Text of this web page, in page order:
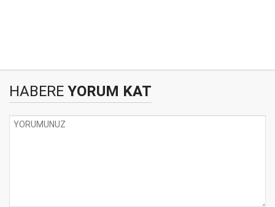
HABERE YORUM KAT